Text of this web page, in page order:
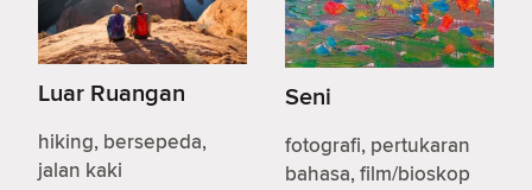
Luar Ruangan
hiking, bersepeda,
jalan kaki
Seni
fotografi, pertukaran
bahasa, film/bioskop